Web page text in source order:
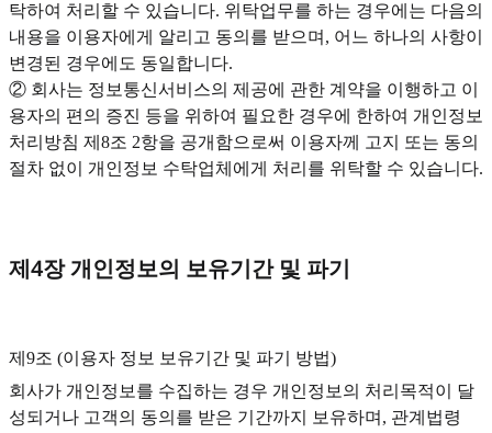
탁하여 처리할 수 있습니다. 위탁업무를 하는 경우에는 다음의
내용을 이용자에게 알리고 동의를 받으며, 어느 하나의 사항이
변경된 경우에도 동일합니다.
② 회사는 정보통신서비스의 제공에 관한 계약을 이행하고 이
용자의 편의 증진 등을 위하여 필요한 경우에 한하여 개인정보
처리방침 제8조 2항을 공개함으로써 이용자께 고지 또는 동의
절차 없이 개인정보 수탁업체에게 처리를 위탁할 수 있습니다.
제4장 개인정보의 보유기간 및 파기
제9조 (이용자 정보 보유기간 및 파기 방법)‍
회사가 개인정보를 수집하는 경우 개인정보의 처리목적이 달
성되거나 고객의 동의를 받은 기간까지 보유하며, 관계법령